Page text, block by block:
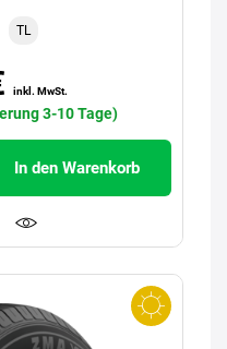
TL
inkl. MwSt.
3-10 Tage)
In den Warenkorb